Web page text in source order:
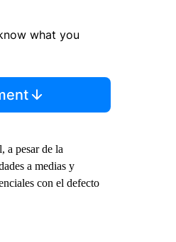
what you
a pesar de la
a medias y
con el defecto